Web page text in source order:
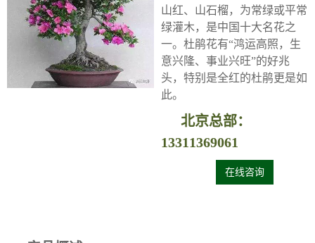
山红、山石榴，为常绿或平常
绿灌木，是中国十大名花之
一。杜鹃花有“鸿运高照，生
意兴隆、事业兴旺”的好兆
头，特别是全红的杜鹃更是如
此。
北京总部：
13311369061
在线咨询